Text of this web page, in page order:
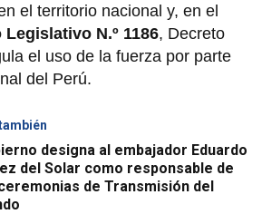
el territorio nacional y, en el
Legislativo N.º 1186, Decreto
el uso de la fuerza por parte
del Perú.
designa al embajador Eduardo
del Solar como responsable de
de Transmisión del